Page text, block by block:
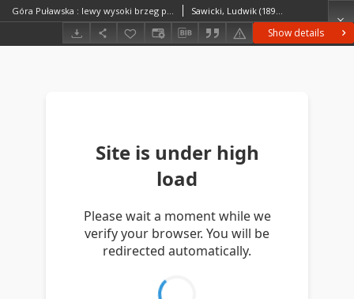
Show details
Góra Puławska : lewy wysoki brzeg pradoliny Wisły ze stanowiskiem Góra Puławska Sawicki, Ludwik (1893–1972)